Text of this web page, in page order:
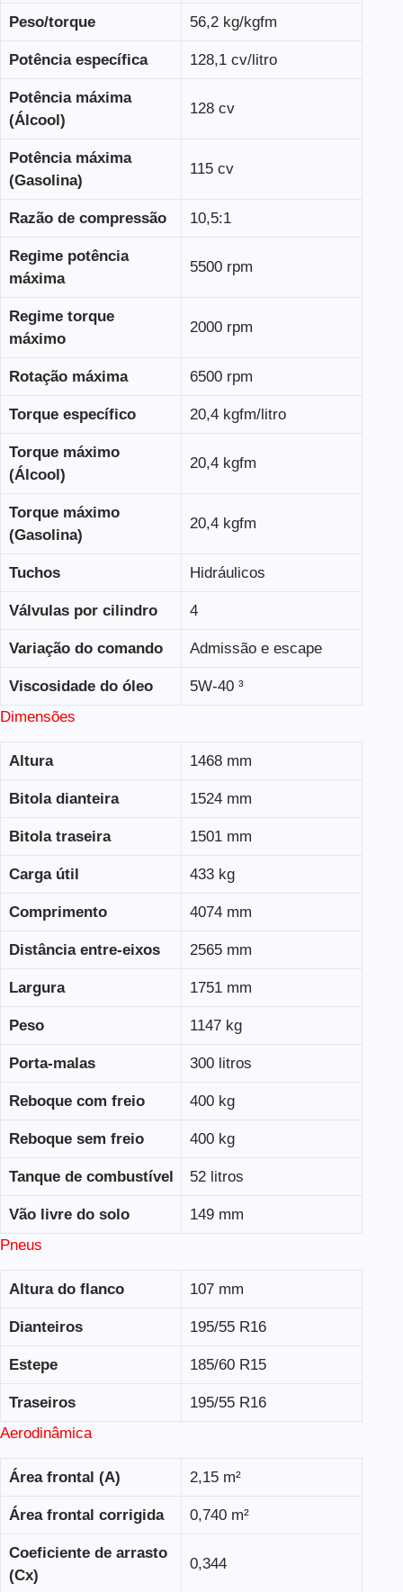
Peso/torque 56,2 kg/kgfm
Potência específica 128,1 cv/litro
Potência máxima
(Álcool)
128 cv
Potência máxima
(Gasolina)
115 cv
Razão de compressão 10,5:1
Regime potência
máxima
5500 rpm
Regime torque
máximo
2000 rpm
Rotação máxima 6500 rpm
Torque específico 20,4 kgfm/litro
Torque máximo
(Álcool)
20,4 kgfm
Torque máximo
(Gasolina)
20,4 kgfm
Tuchos Hidráulicos
Válvulas por cilindro 4
Variação do comando Admissão e escape
Viscosidade do óleo
5W-40 ³
Dimensões
Altura 1468 mm
Bitola dianteira 1524 mm
Bitola traseira 1501 mm
Carga útil 433 kg
Comprimento 4074 mm
Distância entre-eixos 2565 mm
Largura 1751 mm
Peso 1147 kg
Porta-malas 300 litros
Reboque com freio 400 kg
Reboque sem freio 400 kg
Tanque de combustível 52 litros
Vão livre do solo
149 mm
Pneus
Altura do flanco 107 mm
Dianteiros 195/55 R16
Estepe 185/60 R15
Traseiros
195/55 R16
Aerodinâmica
Área frontal (A) 2,15 m²
Área frontal corrigida 0,740 m²
Coeficiente de arrasto
(Cx)
0,344